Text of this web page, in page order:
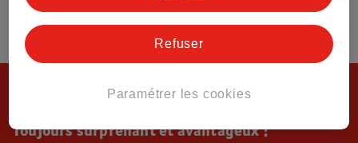
Toujours surprenant et avantageux !
Paramétrer les cookies
Refuser